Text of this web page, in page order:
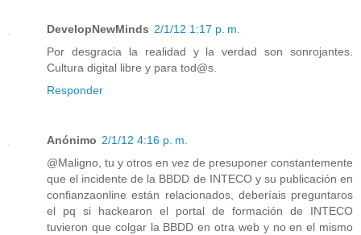
DevelopNewMinds 2/1/12 1:17 p. m.
Por desgracia la realidad y la verdad son sonrojantes.
Cultura digital libre y para tod@s.
Responder
Anónimo 2/1/12 4:16 p. m.
@Maligno, tu y otros en vez de presuponer constantemente
que el incidente de la BBDD de INTECO y su publicación en
confianzaonline están relacionados, deberíais preguntaros
el pq si hackearon el portal de formación de INTECO
tuvieron que colgar la BBDD en otra web y no en el mismo